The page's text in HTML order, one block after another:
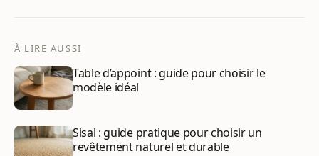
À LIRE AUSSI
Table d’appoint : guide pour choisir le
modèle idéal
Sisal : guide pratique pour choisir un
revêtement naturel et durable